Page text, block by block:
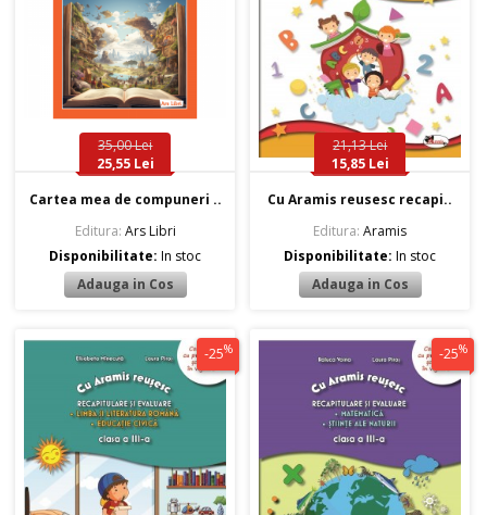
35,00 Lei
25,55 Lei
Cartea mea de compuneri ..
Editura: Ars Libri
Disponibilitate:In stoc
21,13 Lei
15,85 Lei
Cu Aramis reusesc recapi..
Editura: Aramis
Disponibilitate:In stoc
-25% -25%